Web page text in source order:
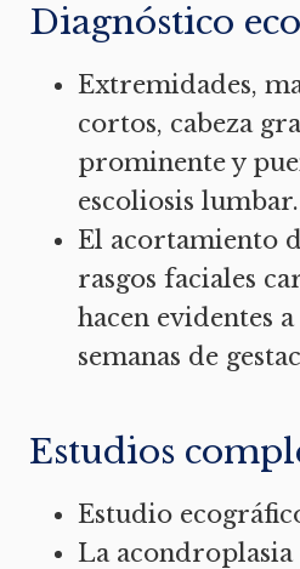
Diagnóstico
Extremidades,
cortos, cabeza
prominente y
escoliosis lumbar.
El acortamiento
rasgos faciales
hacen evidentes
semanas de
Estudios
Estudio
La acondroplasia